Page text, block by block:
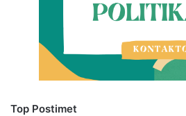
Top Postimet